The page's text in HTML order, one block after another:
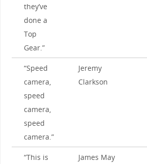
they’ve
done‌ a‌
Top‍
Gear.”
“Speed ​
camera,
speed
camera,
speed
camera.”
Jeremy
Clarkson
“This​ is
James May